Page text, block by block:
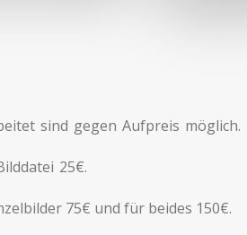
sind gegen Aufpreis möglich.
25€.
75€ und für beides 150€.